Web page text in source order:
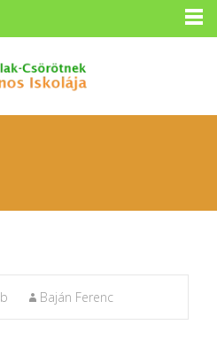
Baján Ferenc